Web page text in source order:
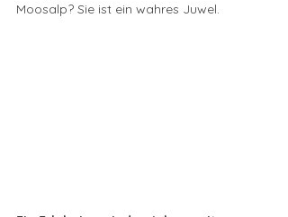
Moosalp? Sie ist ein wahres Juwel.